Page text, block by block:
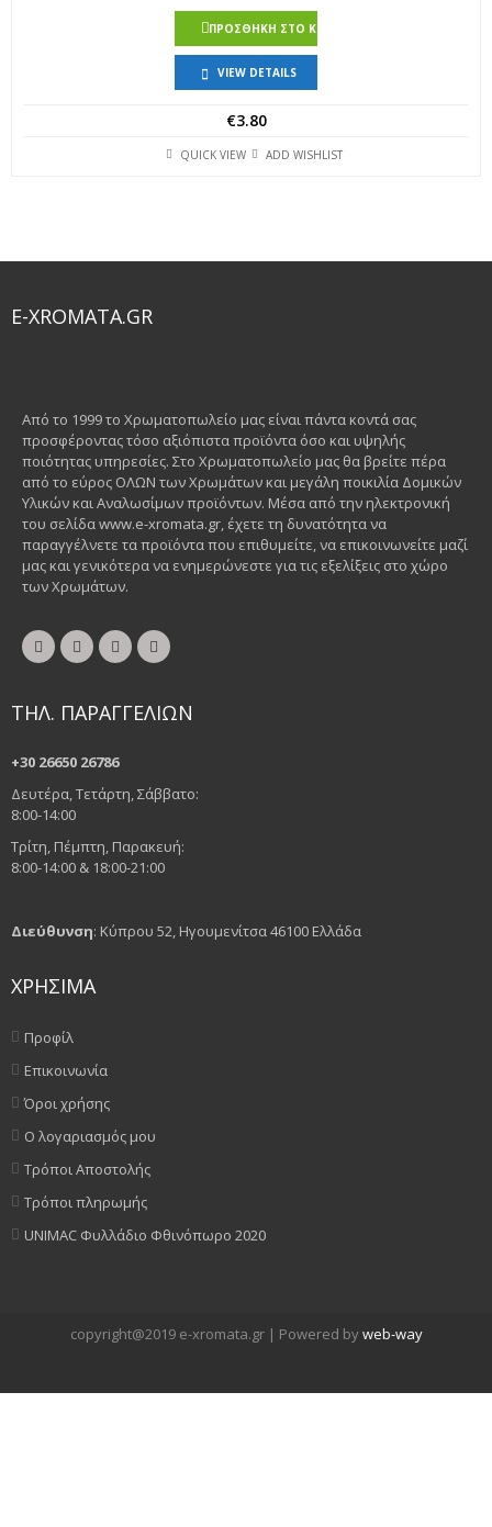
ΠΡΟΣΘΉΚΗ ΣΤΟ ΚΑΛΆΘΙ
VIEW DETAILS
€3.80
QUICK VIEW ADD WISHLIST
E-XROMATA.GR
Από το 1999 το Χρωματοπωλείο μας είναι πάντα κοντά σας
προσφέροντας τόσο αξιόπιστα προϊόντα όσο και υψηλής
ποιότητας υπηρεσίες. Στο Χρωματοπωλείο μας θα βρείτε πέρα
από το εύρος ΟΛΩΝ των Χρωμάτων και μεγάλη ποικιλία Δομικών
Υλικών και Αναλωσίμων προϊόντων. Μέσα από την ηλεκτρονική
του σελίδα www.e-xromata.gr, έχετε τη δυνατότητα να
παραγγέλνετε τα προϊόντα που επιθυμείτε, να επικοινωνείτε μαζί
μας και γενικότερα να ενημερώνεστε για τις εξελίξεις στο χώρο
των Χρωμάτων.
ΤΗΛ. ΠΑΡΑΓΓΕΛΙΩΝ
+30 26650 26786
Δευτέρα, Τετάρτη, Σάββατο:
8:00-14:00
Τρίτη, Πέμπτη, Παρακευή:
8:00-14:00 & 18:00-21:00
Διεύθυνση: Κύπρου 52, Ηγουμενίτσα 46100 Ελλάδα
ΧΡΗΣΙΜΑ
Προφίλ
Επικοινωνία
Όροι χρήσης
Ο λογαριασμός μου
Τρόποι Αποστολής
Τρόποι πληρωμής
UNIMAC Φυλλάδιο Φθινόπωρο 2020
copyright@2019 e-xromata.gr | Powered byweb-way